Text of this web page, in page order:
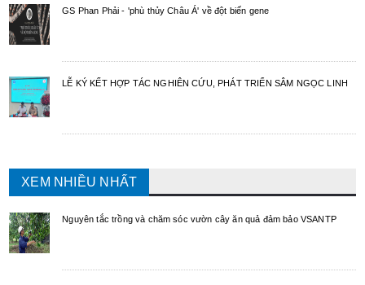
GS Phan Phải - 'phù thủy Châu Á' về đột biến gene
LỄ KÝ KẾT HỢP TÁC NGHIÊN CỨU, PHÁT TRIỂN SÂM NGỌC LINH
XEM NHIỀU NHẤT
Nguyên tắc trồng và chăm sóc vườn cây ăn quả đảm bảo VSANTP